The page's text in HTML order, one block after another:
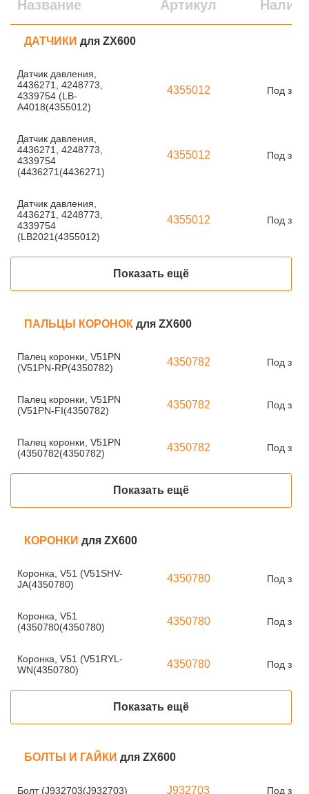
Название Артикул
ДАТЧИКИ для ZX600
Датчик давления,
4436271, 4248773,
4339754 (LB-
A4018(4355012)
4355012 Под
Датчик давления,
4436271, 4248773,
4339754
(4436271(4436271)
4355012 Под
Датчик давления,
4436271, 4248773,
4339754
(LB2021(4355012)
4355012 Под
Показать ещё
ПАЛЬЦЫ КОРОНОК для ZX600
Палец коронки, V51PN
(V51PN-RP(4350782)
4350782 Под
Палец коронки, V51PN
(V51PN-FI(4350782)
4350782 Под
Палец коронки, V51PN
(4350782(4350782)
4350782 Под
Показать ещё
КОРОНКИ для ZX600
Коронка, V51 (V51SHV-
JA(4350780)
4350780 Под
Коронка, V51
(4350780(4350780)
4350780 Под
Коронка, V51 (V51RYL-
WN(4350780)
4350780 Под
Показать ещё
БОЛТЫ И ГАЙКИ для ZX600
Болт (J932703(J932703) J932703 Под